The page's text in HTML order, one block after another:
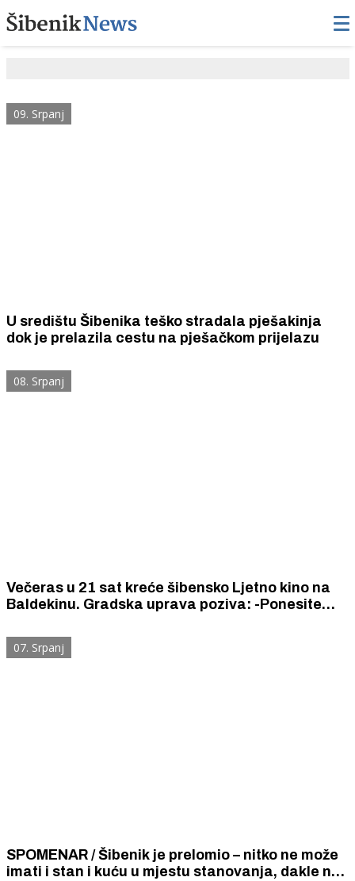
09. Srpanj
U središtu Šibenika teško stradala pješakinja
dok je prelazila cestu na pješačkom prijelazu
08. Srpanj
Večeras u 21 sat kreće šibensko Ljetno kino na
Baldekinu. Gradska uprava poziva: -Ponesite
večerima Zelenog impulsa Šibenika
07. Srpanj
SPOMENAR / Šibenik je prelomio – nitko ne može
imati i stan i kuću u mjestu stanovanja, dakle na